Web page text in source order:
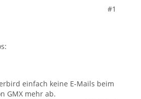
#1
einfach keine E-Mails beim
GMX mehr ab.